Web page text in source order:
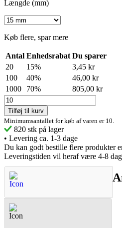
Længde (mm)
Køb flere, spar mere
Antal Enhedsrabat Du sparer
20
15%
3,45 kr
100
40%
46,00 kr
1000
70% 805,00 kr
Tilføj til kurv
Minimumsantallet for køb af varen er 10.
820 stk på lager
• Levering ca. 1-3 dage
Du kan godt bestille flere produkter
Leveringstiden vil heraf være 4-8
Spørgsmål & Svar